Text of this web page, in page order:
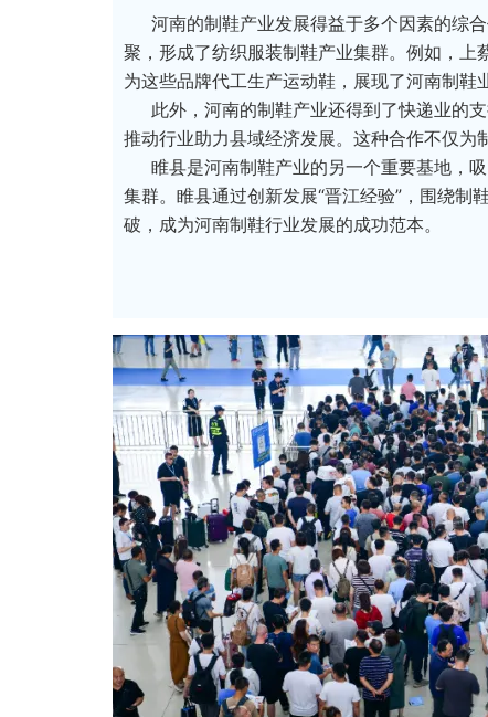
河南的制鞋产业发展得益于多个因素的综合
聚，形成了纺织服装制鞋产业集群。例如，
为这些品牌代工生产运动鞋，展现了河南制鞋
此外，河南的制鞋产业还得到了快递业的支
推动行业助力县域经济发展。这种合作不仅为
睢县是河南制鞋产业的另一个重要基地，吸
集群。睢县通过创新发展“晋江经验”，围绕制
破，成为河南制鞋行业发展的成功范本。